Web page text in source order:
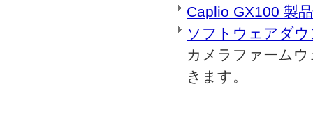
Caplio GX100 製
ソフトウェアダ
カメラファーム
きます。